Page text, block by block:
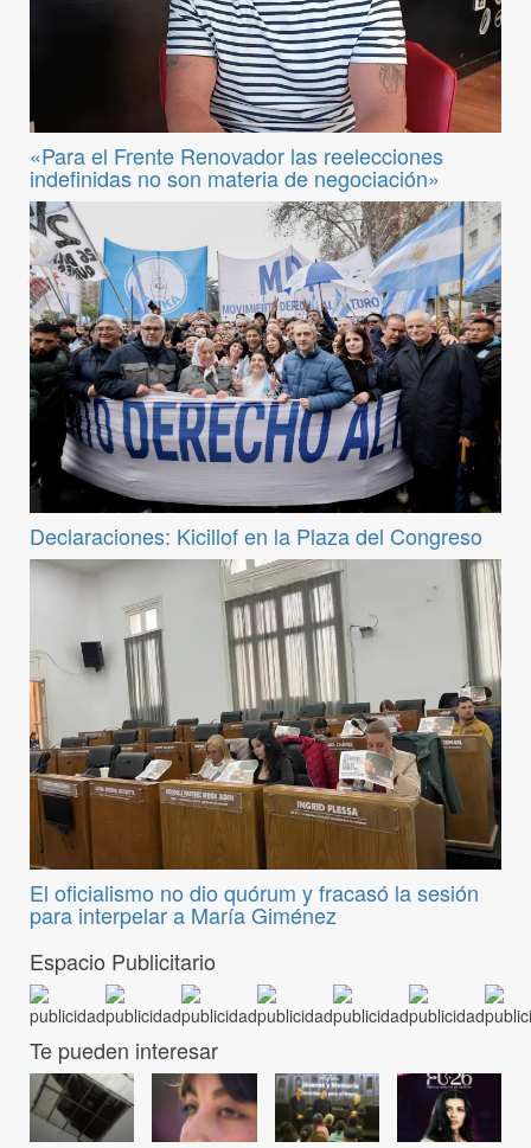
«Para el Frente Renovador las reelecciones
indefinidas no son materia de negociación»
Declaraciones: Kicillof en la Plaza del Congreso
El oficialismo no dio quórum y fracasó la sesión
para interpelar a María Giménez
Espacio Publicitario
Te pueden interesar